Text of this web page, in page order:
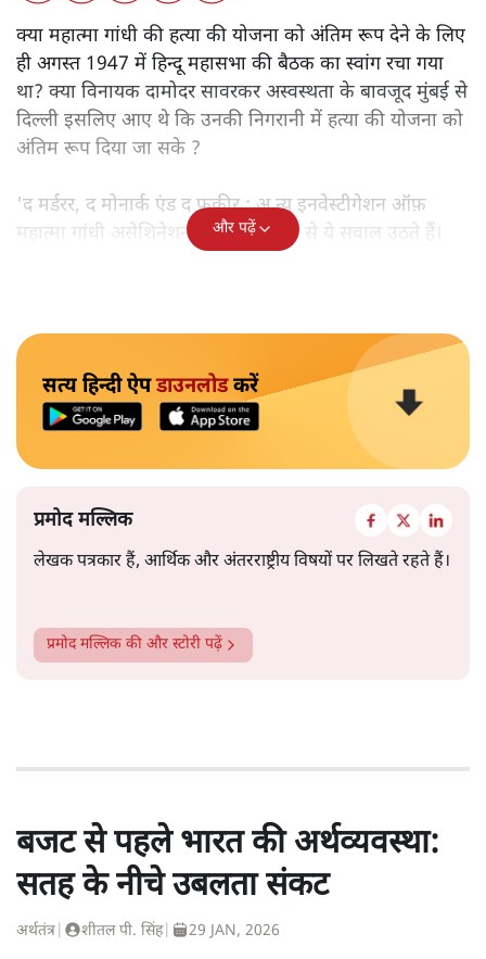
क्या महात्मा गांधी की हत्या की योजना को अंतिम रूप देने के लिए
ही अगस्त 1947 में हिन्दू महासभा की बैठक का स्वांग रचा गया
था? क्या विनायक दामोदर सावरकर अस्वस्थता के बावजूद मुंबई से
दिल्ली इसलिए आए थे कि उनकी निगरानी में हत्या की योजना को
अंतिम रूप दिया जा सके ?
'द मर्डरर, द मोनार्क एंड द फ़कीर : अ न्यू इनवेस्टीगेशन ऑफ़
महात्मा गांधी असेशिनेशन' नामक किताब से ये सवाल उठते हैं।
और पढ़ें
सत्य हिन्दी ऐपडाउनलोडकरें
प्रमोद मल्लिक
लेखक पत्रकार हैं, आर्थिक और अंतरराष्ट्रीय विषयों पर लिखते रहते हैं।
प्रमोद मल्लिक की और स्टोरी पढ़ें
बजट से पहले भारत की अर्थव्यवस्था:
सतह के नीचे उबलता संकट
अर्थतंत्र शीतल पी. सिंह| 29 JAN, 2026